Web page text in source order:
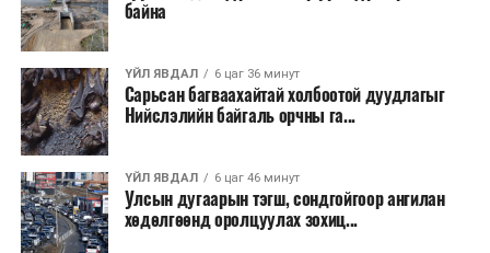
байна
ҮЙЛ ЯВДАЛ 6 цаг 36 минут
Сарьсан багваахайтай холбоотой дуудлагыг
Нийслэлийн байгаль орчны га...
ҮЙЛ ЯВДАЛ 6 цаг 46 минут
Улсын дугаарын тэгш, сондгойгоор ангилан
хөдөлгөөнд оролцуулах зохиц...